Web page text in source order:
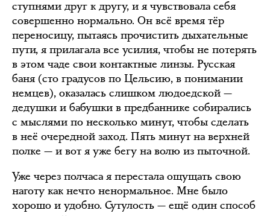
ступнями друг к другу, и я чувствовала себя
совершенно нормально. Он всё время тёр
переносицу, пытаясь прочистить дыхательные
пути, я прилагала все усилия, чтобы не потерять
в этом чаде свои контактные линзы. Русская
баня (сто градусов по Цельсию, в понимании
немцев), оказалась слишком людоедской —
дедушки и бабушки в предбаннике собирались
с мыслями по несколько минут, чтобы сделать
в неё очередной заход. Пять минут на верхней
полке — и вот я уже бегу на волю из пыточной.
Уже через полчаса я перестала ощущать свою
наготу как нечто ненормальное. Мне было
хорошо и удобно. Сутулость — ещё один способ